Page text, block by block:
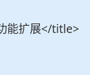
能扩展</title>